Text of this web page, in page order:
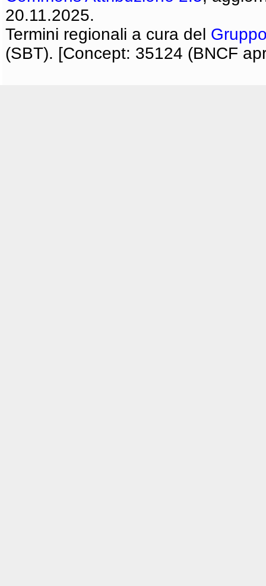
20.11.2025.
Termini regionali a cura del
(SBT). [Concept: 35124 (BNCF